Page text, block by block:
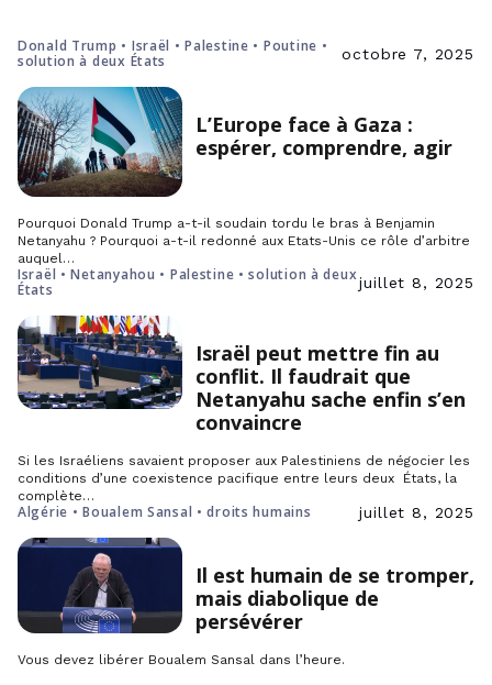
Donald Trump • Israël • Palestine • Poutine •
solution à deux États
octobre 7, 2025
L’Europe face à Gaza :
espérer, comprendre, agir
Pourquoi Donald Trump a-t-il soudain tordu le bras à Benjamin
Netanyahu ? Pourquoi a-t-il redonné aux Etats-Unis ce rôle d’arbitre
auquel…
Israël • Netanyahou • Palestine • solution à deux
États
juillet 8, 2025
Israël peut mettre fin au
conflit. Il faudrait que
Netanyahu sache enfin s’en
convaincre
Si les Israéliens savaient proposer aux Palestiniens de négocier les
conditions d’une coexistence pacifique entre leurs deux États, la
complète…
Algérie • Boualem Sansal • droits humains juillet 8, 2025
Il est humain de se tromper,
mais diabolique de
persévérer
Vous devez libérer Boualem Sansal dans l’heure.